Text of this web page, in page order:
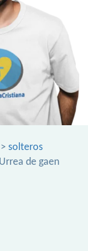
> solteros
de gaen